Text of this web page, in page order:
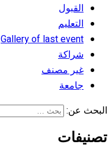
القبول
التعليم
Gallery of last event
شراكة
غير مصنف
جامعة
البحث عن:
تصنيفات